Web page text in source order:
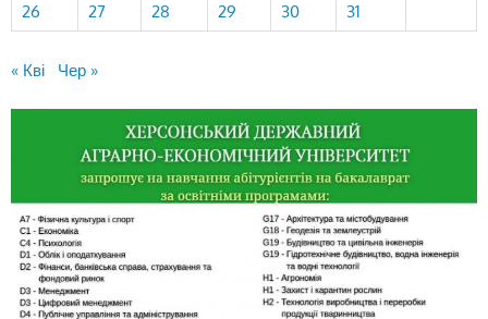
26
27 28 29 30 31
« Кві Чер »